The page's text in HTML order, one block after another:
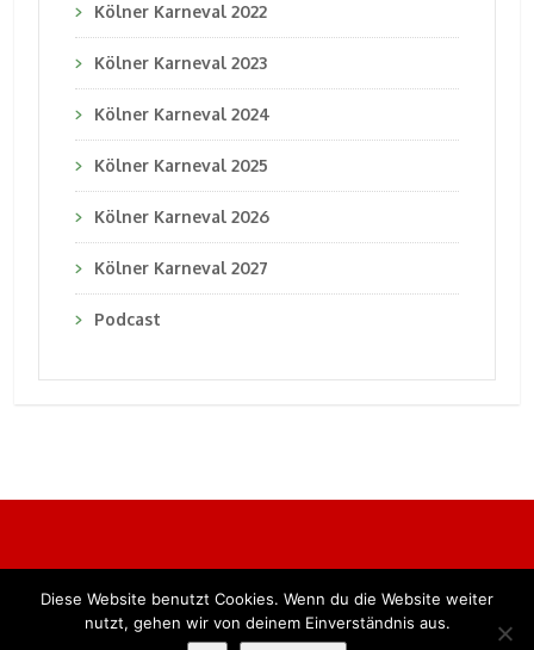
Kölner Karneval 2022
Kölner Karneval 2023
Kölner Karneval 2024
Kölner Karneval 2025
Kölner Karneval 2026
Kölner Karneval 2027
Podcast
Alle Rechte vorbehalten. BKB Verlag GmbH
Diese Website benutzt Cookies. Wenn du die Website weiter
nutzt, gehen wir von deinem Einverständnis aus.